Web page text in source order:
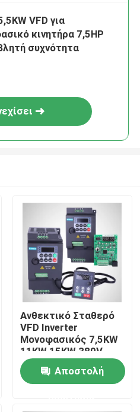
VFD για
κινητήρα 7,5HP
συχνότητα
Ανθεκτικό Σταθερό
VFD Inverter
Μονοφασικός 7,5KW
11KW 15KW 380V
Αποστολή